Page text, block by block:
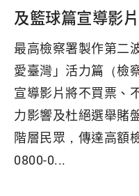
及籃球篇宣導影片
最高檢察署製作第二
愛臺灣」活力篇（檢
宣導影片將不買票、
力影響及杜絕選舉賭
階層民眾，傳達高額
0800-0...